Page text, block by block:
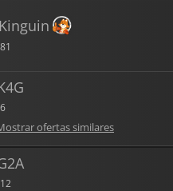
Kinguin
ofertas similares